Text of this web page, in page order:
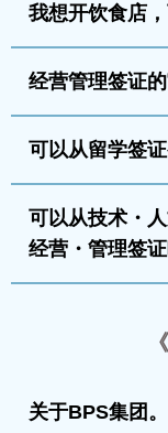
我想开饮食店
经营管理签证
可以从留学签
可以从技术・
经营・管理签证
关于BPS集团。